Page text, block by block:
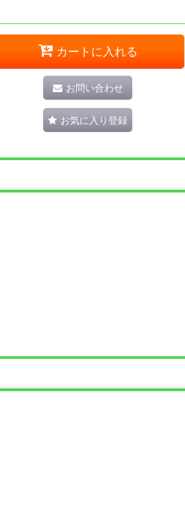
カートに入れる
お問い合わせ
お気に入り登録